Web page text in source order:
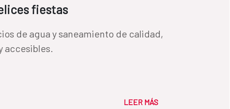
fiestas
de agua y saneamiento de calidad,
accesibles.
LEER MÁS